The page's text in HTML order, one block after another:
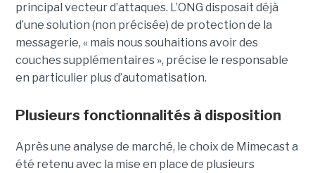
principal vecteur d’attaques. L’ONG disposait déjà
d’une solution (non précisée) de protection de la
messagerie, « mais nous souhaitions avoir des
couches supplémentaires », précise le responsable
en particulier plus d’automatisation.
Plusieurs fonctionnalités à disposition
Après une analyse de marché, le choix de Mimecast a
été retenu avec la mise en place de plusieurs